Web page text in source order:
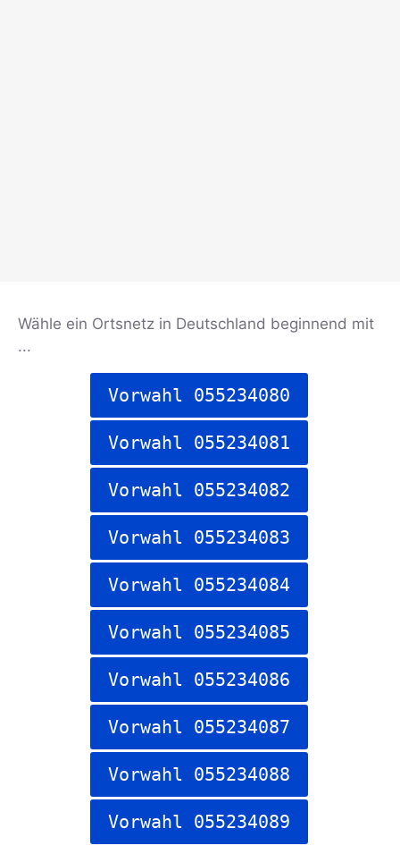
Wähle ein Ortsnetz in Deutschland beginnend mit
...
Vorwahl 055234080
Vorwahl 055234081
Vorwahl 055234082
Vorwahl 055234083
Vorwahl 055234084
Vorwahl 055234085
Vorwahl 055234086
Vorwahl 055234087
Vorwahl 055234088
Vorwahl 055234089